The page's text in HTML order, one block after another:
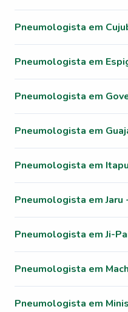
Pneumologista em
Pneumologista em
Pneumologista em
Pneumologista em
Pneumologista em
Pneumologista em Jaru
Pneumologista em Ji-
Pneumologista em
Pneumologista em